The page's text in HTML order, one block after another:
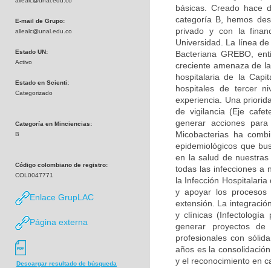
E-mail de Grupo:
allealc@unal.edu.co
Estado UN:
Activo
Estado en Scienti:
Categorizado
Categoría en Minciencias:
B
Código colombiano de registro:
COL0047771
Enlace GrupLAC
Página externa
Descargar resultado de búsqueda
básicas. Creado hace
categoría B, hemos
privado y con la
Universidad. La línea
Bacteriana GREBO,
creciente amenaza de
hospitalaria de la
hospitales de tercer
experiencia. Una
de vigilancia (Eje
generar acciones
Micobacterias ha
epidemiológicos que
en la salud de
todas las infecciones a
la Infección
y apoyar los
extensión. La
y clínicas (Infectología
generar proyectos
profesionales con
años es la
y el reconocimiento en